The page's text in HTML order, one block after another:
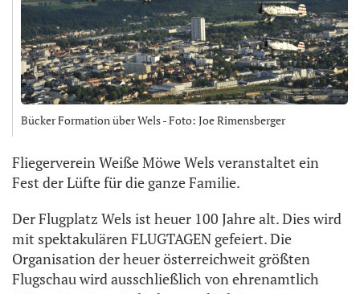
Bücker Formation über Wels - Foto: Joe Rimensberger
Fliegerverein Weiße Möwe Wels veranstaltet ein
Fest der Lüfte für die ganze Familie.
Der Flugplatz Wels ist heuer 100 Jahre alt. Dies wird
mit spektakulären FLUGTAGEN gefeiert. Die
Organisation der heuer österreichweit größten
Flugschau wird ausschließlich von ehrenamtlich